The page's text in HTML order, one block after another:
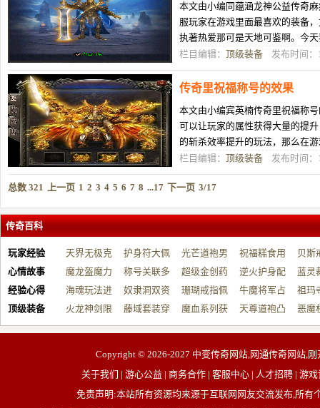
本文由小编同蕴涵龙神公益传奇
服玩家在游戏里面最喜欢的装备
执著热爱那可是天地可鉴啊。今
戒指的获取和提升的方式，让广大
栏目编辑： 顶级装备 发布时间：
传奇里祝福称号的效果
本文由小编宾英楠传奇里祝福称
可以让玩家的属性获得大量的提
的斩杀效率提升的玩法，那么在
呢？这就来为大家简单的介绍一下
栏目编辑： 顶级装备 发布时间：
总数 321 上一页 1 2 3 4 5 6 7 8 ...17 下一页 3/17
传奇百科
玩家经验
天界无极克
制…
护身符大佩
戴…
光芒道袍男
战…
祝福糕食用
帮…
贝斯
开…
心情故事
魔龙盔魔力
增…
称号关联多
元…
超级金创药
带…
逆火护身配
祝…
蓝灵
台…
经验心得
海魂玩法进
阶…
奴隶洞双资
源…
珊瑚戒指佩
戴…
牛魔将军占
占…
祖玛
动…
顶级装备
火龙神剑限
制…
藤域套装穿
戴…
魔血系列获
取…
天尊道袍凸
显…
恶魔
有…
Copyright © 2026-2027 中变传奇网站,网通传奇网站,
关于我们 | 游心公益 | 商务合作 | 客服中心 | 人才招聘 | 游
免责声明:本站所有资源均来源于互联网网友交流发布,所